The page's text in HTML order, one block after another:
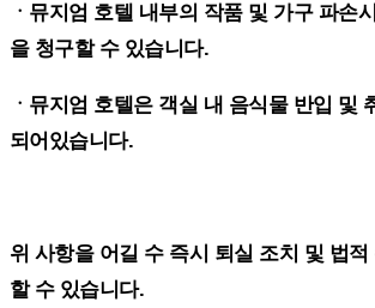
ㆍ뮤지엄 호텔 내부의 작품 및 가구 파손
을 청구할 수 있습니다.
ㆍ뮤지엄 호텔은 객실 내 음식물 반입 및
되어있습니다.
위 사항을 어길 수 즉시 퇴실 조치 및 법
할 수 있습니다.